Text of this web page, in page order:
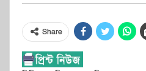
Share